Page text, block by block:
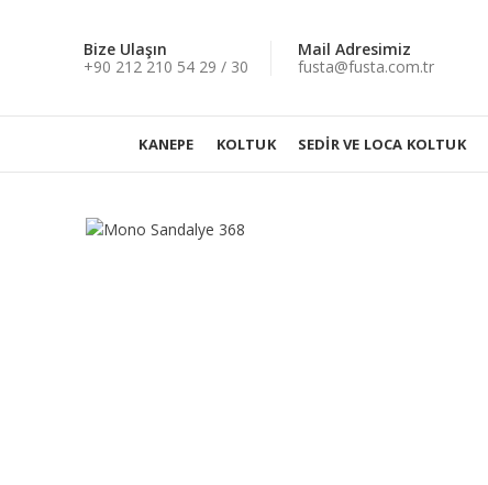
Bize Ulaşın
+90 212 210 54 29 / 30
Mail Adresimiz
fusta@fusta.com.tr
KANEPE KOLTUK SEDIR VE LOCA KOLTUK